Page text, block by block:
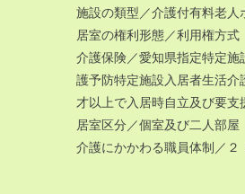
施設の類型／介護付有料老人
居室の権利形態／利用権方式
介護保険／愛知県指定特定施
護予防特定施設入居者生活介
才以上で入居時自立及び要支
居室区分／個室及び二人部屋
介護にかかわる職員体制／２